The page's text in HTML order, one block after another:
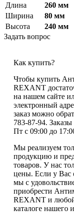
Длина
260 мм
Ширина
80 мм
Высота
240 мм
Задать вопрос
Как купить?
Чтобы купить
REXANT
на нашем сайте
электронный
заказ можно
783-87-94.
Пт с 09:00 до
Мы реализуем
продукцию и
товаров. У нас
цены. Если у Вас
мы с
приобрести
REXANT и любой
каталоге нашего